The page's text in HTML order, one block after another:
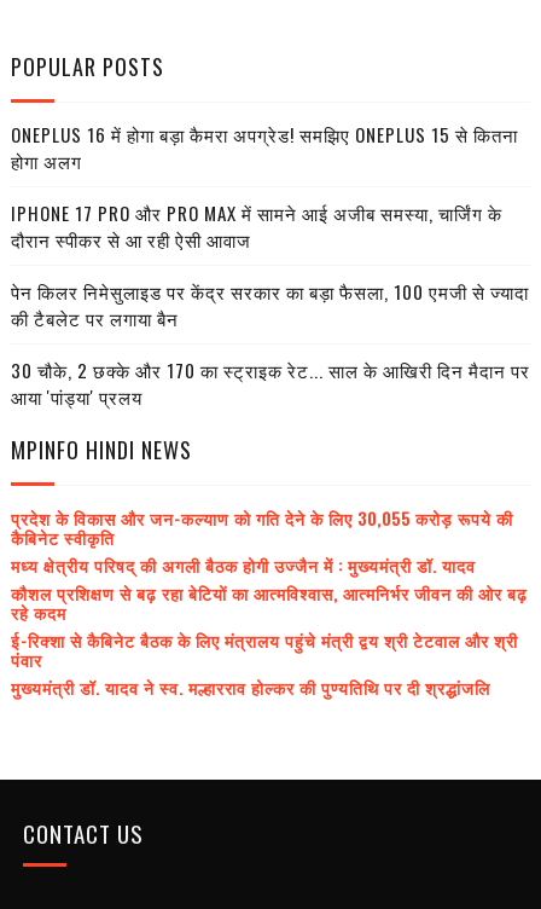
POPULAR POSTS
ONEPLUS 16 में होगा बड़ा कैमरा अपग्रेड! समझिए ONEPLUS 15 से कितना
होगा अलग
IPHONE 17 PRO और PRO MAX में सामने आई अजीब समस्या, चार्जिंग के
दौरान स्पीकर से आ रही ऐसी आवाज
पेन किलर निमेसुलाइड पर केंद्र सरकार का बड़ा फैसला, 100 एमजी से ज्यादा
की टैबलेट पर लगाया बैन
30 चौके, 2 छक्के और 170 का स्ट्राइक रेट... साल के आखिरी दिन मैदान पर
आया 'पांड्या' प्रलय
MPINFO HINDI NEWS
प्रदेश के विकास और जन-कल्याण को गति देने के लिए 30,055 करोड़ रूपये की
कैबिनेट स्वीकृति
मध्य क्षेत्रीय परिषद् की अगली बैठक होगी उज्जैन में : मुख्यमंत्री डॉ. यादव
कौशल प्रशिक्षण से बढ़ रहा बेटियों का आत्मविश्वास, आत्मनिर्भर जीवन की ओर बढ़
रहे कदम
ई-रिक्शा से कैबिनेट बैठक के लिए मंत्रालय पहुंचे मंत्री द्वय श्री टेटवाल और श्री
पंवार
मुख्यमंत्री डॉ. यादव ने स्व. मल्हारराव होल्कर की पुण्यतिथि पर दी श्रद्धांजलि
CONTACT US